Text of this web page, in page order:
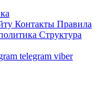
Контакты Правила
Структура
telegram viber